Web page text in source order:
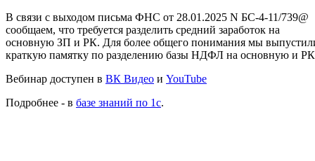
В связи с выходом письма ФНС от 28.01.2025 N БС-4-11/739@
сообщаем, что требуется разделить средний заработок на
основную ЗП и РК. Для более общего понимания мы
краткую памятку по разделению базы НДФЛ на основную и
Вебинар доступен в ВК Видео и YouTube
Подробнее - в базе знаний по 1с.